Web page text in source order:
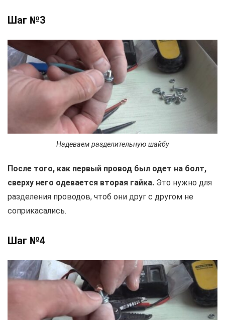
Шаг №3
Надеваем разделительную шайбу
После того, как первый провод был одет на болт,
сверху него одевается вторая гайка. Это нужно для
разделения проводов, чтоб они друг с другом не
соприкасались.
Шаг №4